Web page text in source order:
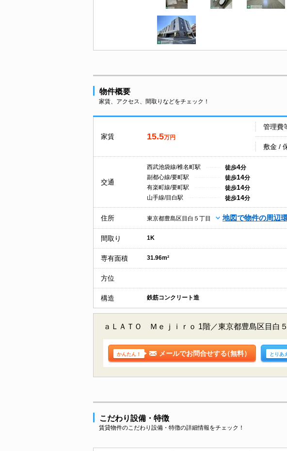
物件概要
家賃、アクセス、間取りなどをチェック！
家賃 15.5万円
管理費
敷金 /
交通
西武池袋線/椎名町駅 徒歩4分
副都心線/要町駅
徒歩14分
有楽町線/要町駅
徒歩14分
山手線/目白駅
徒歩14分
住所 東京都豊島区目白５丁目 地図で物件の周辺
間取り 1K
専有面積 31.96m²
方位
構造 鉄筋コンクリート造
ａＬＡＴＯ Ｍｅｊｉｒｏ 1階／東京都豊島区目白
かんたん！ メールでお問合せする（無料） とりあ
こだわり設備・特徴
賃貸物件のこだわり設備・特徴の詳細情報をチェック！